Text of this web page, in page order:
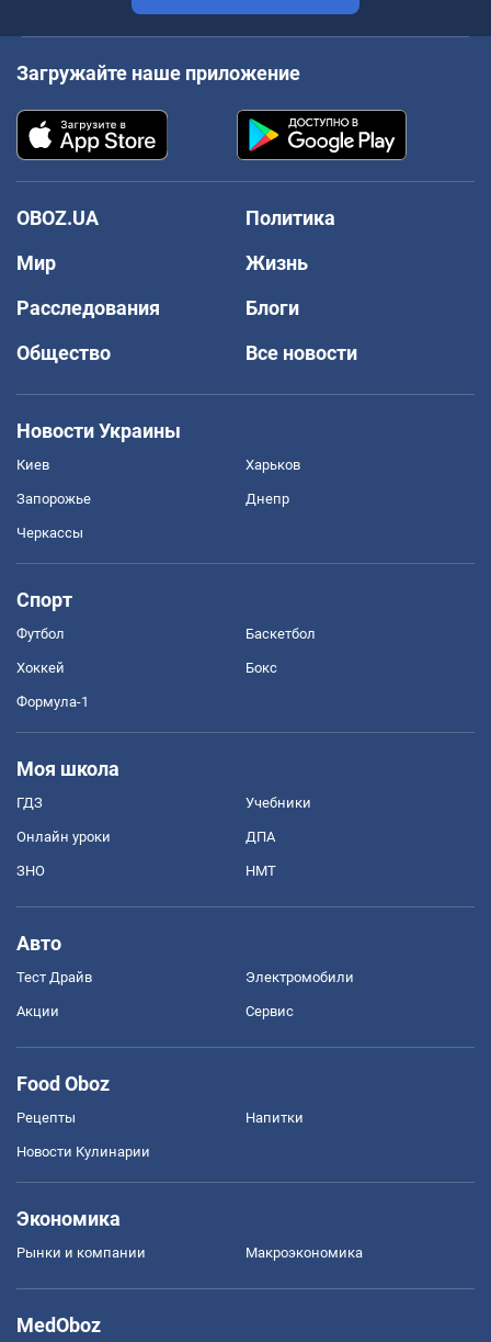
Загружайте наше приложение
OBOZ.UA
Политика
Мир
Жизнь
Расследования
Блоги
Общество
Все новости
Новости Украины
Киев Харьков
Запорожье Днепр
Черкассы
Спорт
Футбол Баскетбол
Хоккей Бокс
Формула-1
Моя школа
ГДЗ Учебники
Онлайн уроки ДПА
ЗНО НМТ
Авто
Тест Драйв Электромобили
Акции Сервис
Food Oboz
Рецепты Напитки
Новости Кулинарии
Экономика
Рынки и компании Mакроэкономика
MedOboz